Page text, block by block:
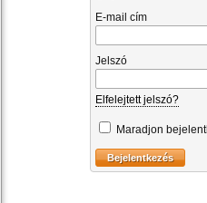
E-mail cím
Jelszó
Elfelejtett jelszó?
Maradjon